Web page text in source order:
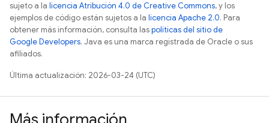
sujeto a la licencia Atribución 4.0 de Creative Commons, y los
ejemplos de código están sujetos a la licencia Apache 2.0. Para
obtener más información, consulta laspolíticas del sitio de
Google Developers. Java es una marca registrada de Oracle o sus
afiliados.
Última actualización: 2026-03-24 (UTC)